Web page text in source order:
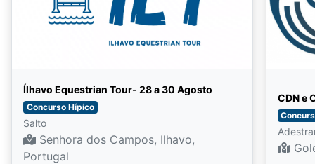
Ílhavo Equestrian Tour- 28 a 30 Agosto
Concurso Hípico
Salto
Senhora dos Campos, Ilhavo,
Portugal
CDN e